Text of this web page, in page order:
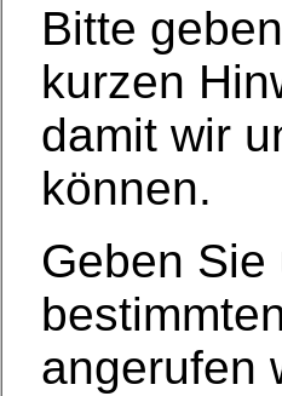
Bitte
kurzen
damit wir
können.
Geben
angerufen